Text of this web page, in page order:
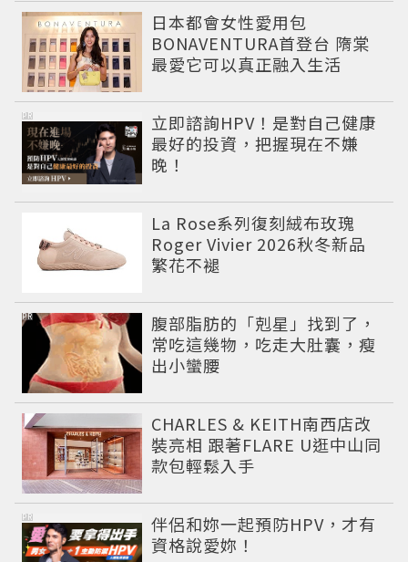
日本都會女性愛用包
BONAVENTURA首登台 隋棠
最愛它可以真正融入生活
立即諮詢HPV！是對自己健康
最好的投資，把握現在不嫌
晚！
PR
La Rose系列復刻絨布玫瑰
Roger Vivier 2026秋冬新品
繁花不褪
腹部脂肪的「剋星」找到了，
常吃這幾物，吃走大肚囊，瘦
出小蠻腰
PR
CHARLES & KEITH南西店改
裝亮相 跟著FLARE U逛中山同
款包輕鬆入手
伴侶和妳一起預防HPV，才有
資格說愛妳！
PR